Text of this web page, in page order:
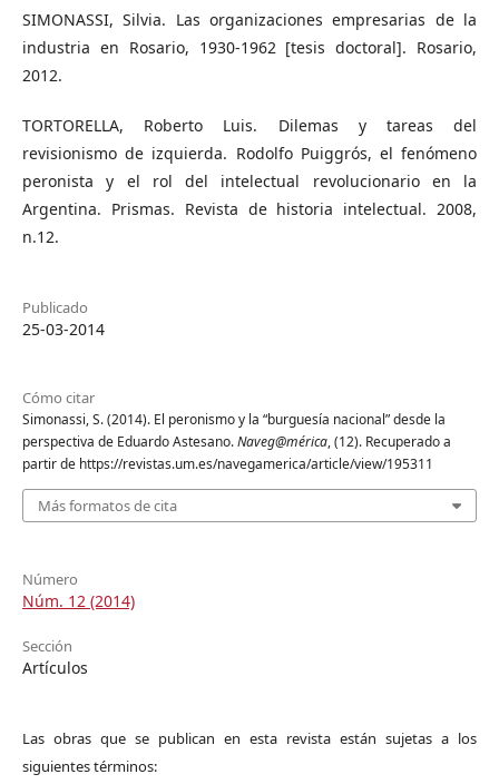
SIMONASSI, Silvia. Las organizaciones empresarias de la
industria en Rosario, 1930-1962 [tesis doctoral]. Rosario,
2012.
TORTORELLA, Roberto Luis. Dilemas y tareas del
revisionismo de izquierda. Rodolfo Puiggrós, el fenómeno
peronista y el rol del intelectual revolucionario en la
Argentina. Prismas. Revista de historia intelectual. 2008,
n.12.
Publicado
25-03-2014
Cómo citar
Simonassi, S. (2014). El peronismo y la “burguesía nacional” desde la
perspectiva de Eduardo Astesano.Naveg@mérica, (12). Recuperado a
partir de https://revistas.um.es/navegamerica/article/view/195311
Más formatos de cita
Número
Núm. 12 (2014)
Sección
Artículos
Las obras que se publican en esta revista están sujetas a los
siguientes términos: